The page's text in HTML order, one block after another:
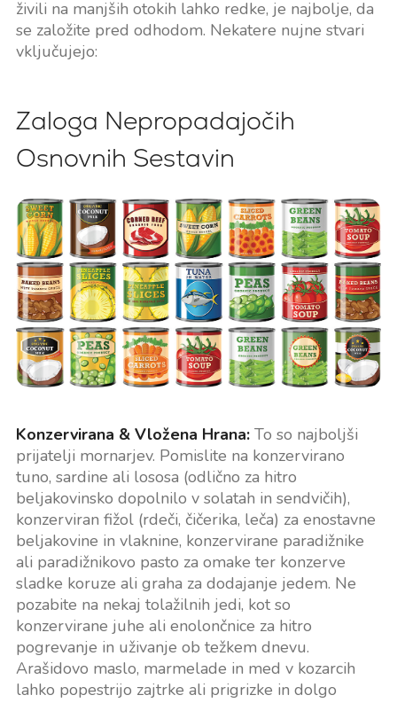
živili na manjših otokih lahko redke, je najbolje, da
se založite pred odhodom. Nekatere nujne stvari
vključujejo:
Zaloga Nepropadajočih
Osnovnih Sestavin
Konzervirana & Vložena Hrana: To so najboljši
prijatelji mornarjev. Pomislite na konzervirano
tuno, sardine ali lososa (odlično za hitro
beljakovinsko dopolnilo v solatah in sendvičih),
konzerviran fižol (rdeči, čičerika, leča) za enostavne
beljakovine in vlaknine, konzervirane paradižnike
ali paradižnikovo pasto za omake ter konzerve
sladke koruze ali graha za dodajanje jedem. Ne
pozabite na nekaj tolažilnih jedi, kot so
konzervirane juhe ali enolončnice za hitro
pogrevanje in uživanje ob težkem dnevu.
Arašidovo maslo, marmelade in med v kozarcih
lahko popestrijo zajtrke ali prigrizke in dolgo